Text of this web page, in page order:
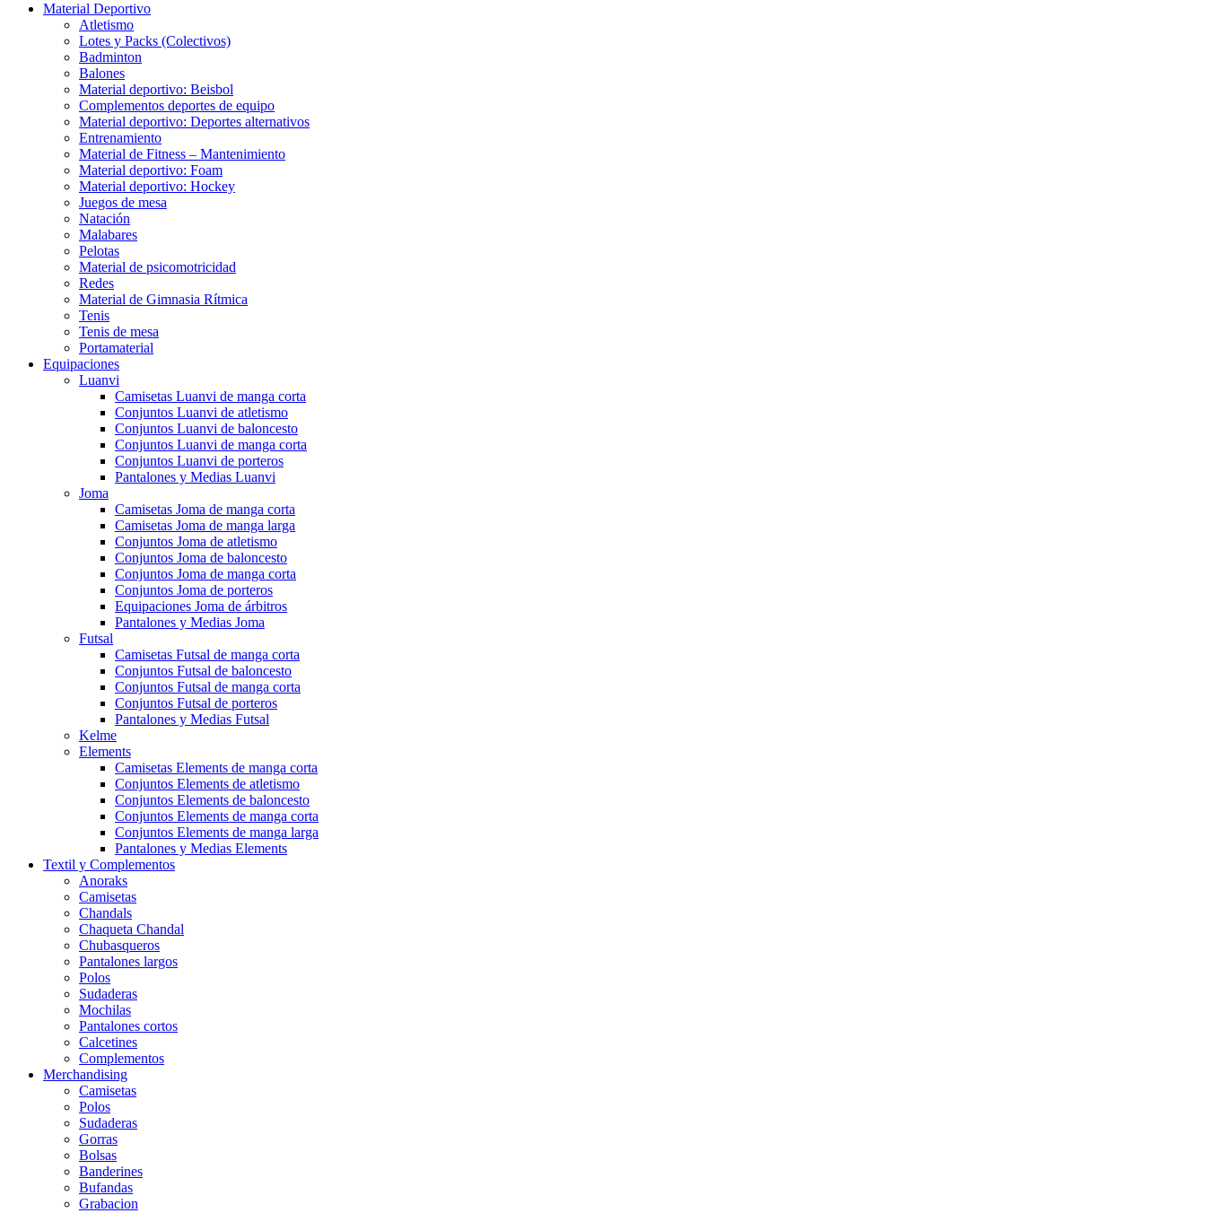
Material Deportivo
Atletismo
Lotes y Packs (Colectivos)
Badminton
Balones
Material deportivo: Beisbol
Complementos deportes de equipo
Material deportivo: Deportes alternativos
Entrenamiento
Material de Fitness – Mantenimiento
Material deportivo: Foam
Material deportivo: Hockey
Juegos de mesa
Natación
Malabares
Pelotas
Material de psicomotricidad
Redes
Material de Gimnasia Rítmica
Tenis
Tenis de mesa
Portamaterial
Equipaciones
Luanvi
Camisetas Luanvi de manga corta
Conjuntos Luanvi de atletismo
Conjuntos Luanvi de baloncesto
Conjuntos Luanvi de manga corta
Conjuntos Luanvi de porteros
Pantalones y Medias Luanvi
Joma
Camisetas Joma de manga corta
Camisetas Joma de manga larga
Conjuntos Joma de atletismo
Conjuntos Joma de baloncesto
Conjuntos Joma de manga corta
Conjuntos Joma de porteros
Equipaciones Joma de árbitros
Pantalones y Medias Joma
Futsal
Camisetas Futsal de manga corta
Conjuntos Futsal de baloncesto
Conjuntos Futsal de manga corta
Conjuntos Futsal de porteros
Pantalones y Medias Futsal
Kelme
Elements
Camisetas Elements de manga corta
Conjuntos Elements de atletismo
Conjuntos Elements de baloncesto
Conjuntos Elements de manga corta
Conjuntos Elements de manga larga
Pantalones y Medias Elements
Textil y Complementos
Anoraks
Camisetas
Chandals
Chaqueta Chandal
Chubasqueros
Pantalones largos
Polos
Sudaderas
Mochilas
Pantalones cortos
Calcetines
Complementos
Merchandising
Camisetas
Polos
Sudaderas
Gorras
Bolsas
Banderines
Bufandas
Grabacion